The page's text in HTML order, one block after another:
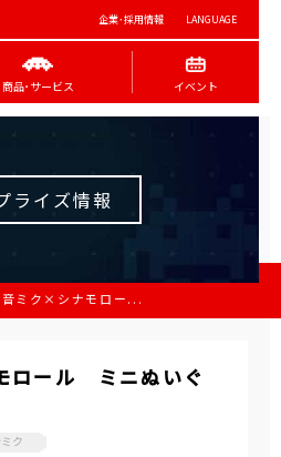
企業･採用情報 LANGUAGE
商品･サービス イベント
ライズ情報
ミク×シナモロー...
ロール ミニぬいぐ
ク